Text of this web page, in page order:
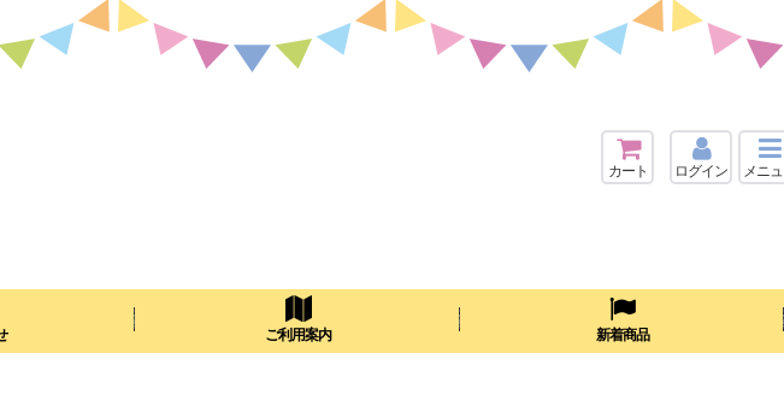
カート ログイン メニ
ご利用案内 新着商品